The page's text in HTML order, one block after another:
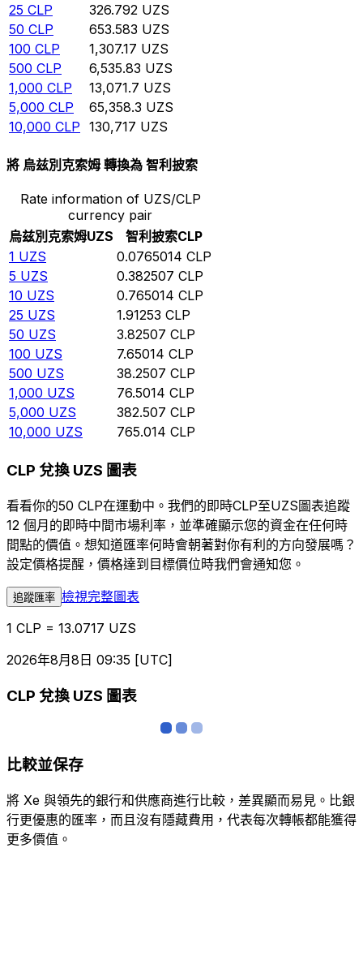
25 CLP 326.792 UZS
50 CLP 653.583 UZS
100 CLP 1,307.17 UZS
500 CLP 6,535.83 UZS
1,000 CLP 13,071.7 UZS
5,000 CLP 65,358.3 UZS
10,000 CLP 130,717 UZS
將 烏兹別克索姆 轉換為 智利披索
Rate information of UZS/CLP
currency pair
烏兹別克索姆UZS 智利披索CLP
1 UZS 0.0765014 CLP
5 UZS 0.382507 CLP
10 UZS 0.765014 CLP
25 UZS 1.91253 CLP
50 UZS 3.82507 CLP
100 UZS 7.65014 CLP
500 UZS 38.2507 CLP
1,000 UZS 76.5014 CLP
5,000 UZS 382.507 CLP
10,000 UZS 765.014 CLP
CLP 兌換 UZS 圖表
看看你的50 CLP在運動中。我們的即時CLP至UZS圖表追蹤
12 個月的即時中間市場利率，並準確顯示您的資金在任何時
間點的價值。想知道匯率何時會朝著對你有利的方向發展嗎？
設定價格提醒，價格達到目標價位時我們會通知您。
追蹤匯率 檢視完整圖表
1 CLP = 13.0717 UZS
2026年8月8日 09:35 [UTC]
CLP 兌換 UZS 圖表
比較並保存
將 Xe 與領先的銀行和供應商進行比較，差異顯而易見。比銀
行更優惠的匯率，而且沒有隱藏費用，代表每次轉帳都能獲得
更多價值。